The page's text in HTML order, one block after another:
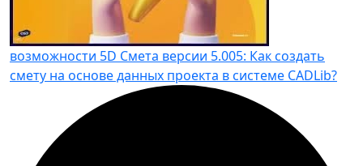
возможности 5D Смета версии 5.005: Как создать
смету на основе данных проекта в системе CADLib?